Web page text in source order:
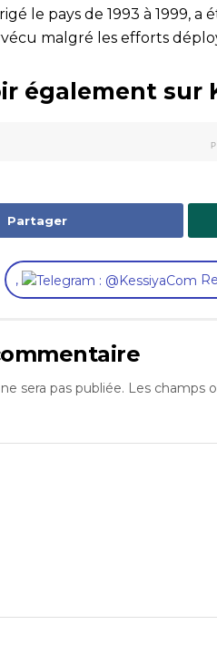
le pays de 1993 à 1999,
malgré les efforts
également sur
Partager
,
sera pas publiée. Les champs